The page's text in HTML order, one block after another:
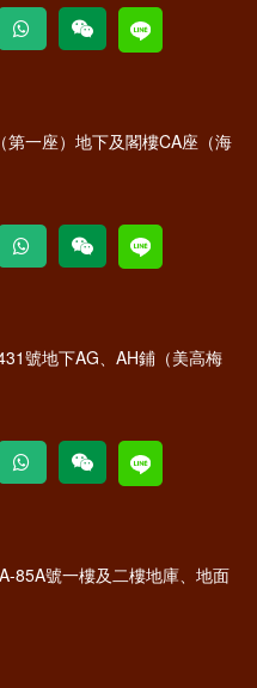
一座）地下及閣樓CA座（海
號地下AG、AH鋪（美高梅
85A號一樓及二樓地庫、地面